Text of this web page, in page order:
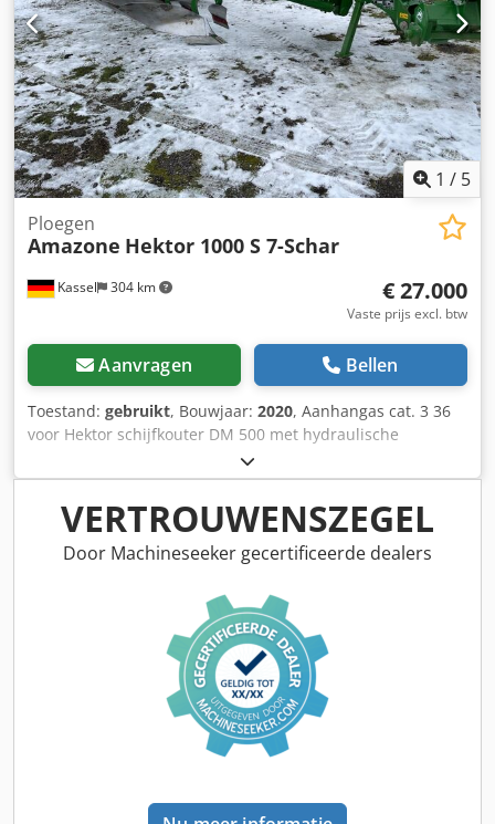
1 / 5
Kassel 304 km
Ploegen
Amazone Hektor 1000 S 7-Schar
€ 27.000
Vaste prijs excl. btw
Aanvragen Bellen
Toestand: gebruikt, Bouwjaar: 2020, Aanhangas cat. 3 36
voor Hektor schijfkouter DM 500 met hydraulische
steenbeveiliging / zware voorschar G1 instelbaar, LED-
verlichting achter, markering vooraan / diefstalbeveiliging
typegoedkeuring-EU 40 km/u – volledige wentelploeg voor
aanhanger – RH 82 / uitbreidbaar Cjdpjthk U Tsfx Aptoha
VERTROUWENSZEGEL
Door Machineseeker gecertificeerde dealers